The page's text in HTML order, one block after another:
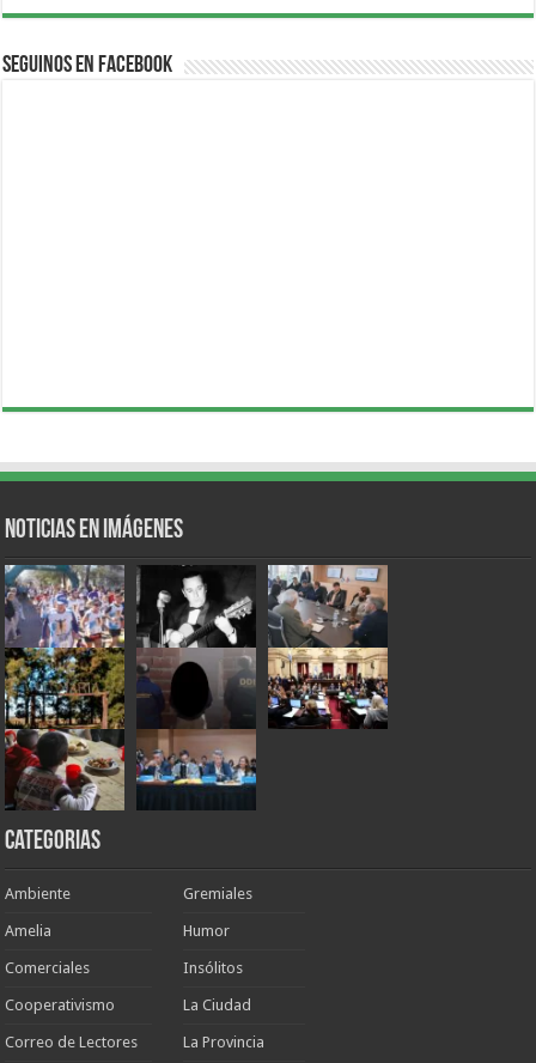
Seguinos en Facebook
Noticias en Imágenes
Categorias
Ambiente
Amelia
Comerciales
Cooperativismo
Correo de Lectores
Gremiales
Humor
Insólitos
La Ciudad
La Provincia